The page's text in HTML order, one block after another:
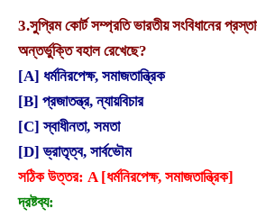
3.সুপ্রিম কোর্ট সম্প্রতি ভারতীয় সংবিধানের
অন্তর্ভুক্তি বহাল রেখেছে?
[A] ধর্মনিরপেক্ষ, সমাজতান্ত্রিক
[B] প্রজাতন্ত্র, ন্যায়বিচার
[C] স্বাধীনতা, সমতা
[D] ভ্রাতৃত্ব, সার্বভৌম
সঠিক উত্তর: A [ধর্মনিরপেক্ষ, সমাজতান্ত্রিক]
দ্রষ্টব্য: